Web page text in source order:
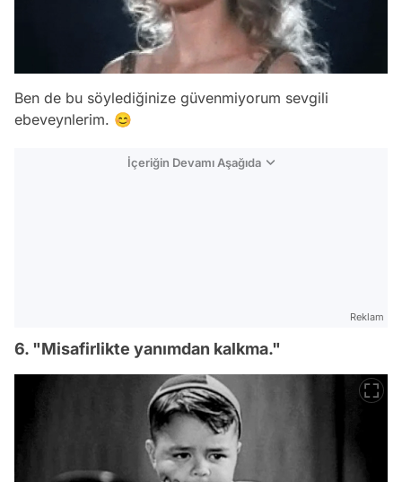
Ben de bu söylediğinize güvenmiyorum sevgili
ebeveynlerim. 😊
İçeriğin Devamı Aşağıda
Reklam
6. "Misafirlikte yanımdan kalkma."